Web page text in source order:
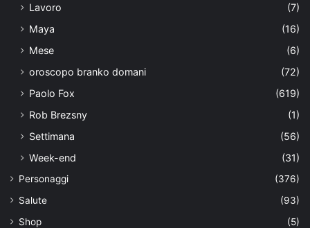
Lavoro
(7)
Maya
(16)
Mese
(6)
oroscopo branko domani
(72)
Paolo Fox
(619)
Rob Brezsny
(1)
Settimana
(56)
Week-end
(31)
Personaggi
(376)
Salute
(93)
Shop
(5)